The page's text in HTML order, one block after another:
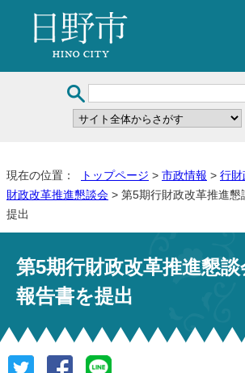
現在の位置： トップページ > 市政情報 > 行財
財政改革推進懇談会 > 第5期行財政改革推進
提出
第5期行財政改革推進懇
報告書を提出